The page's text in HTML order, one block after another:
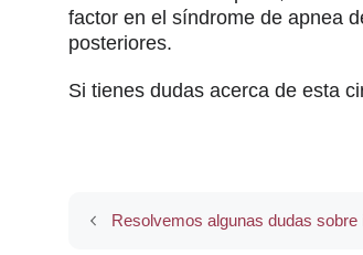
factor en el síndrome de apnea
posteriores.
Si tienes dudas acerca de esta
Resolvemos algunas dudas sobre